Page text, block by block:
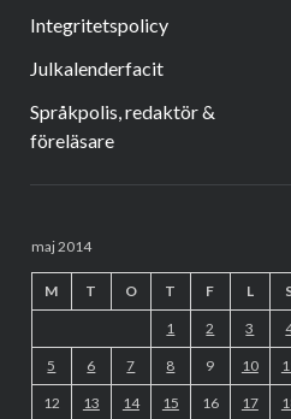
Integritetspolicy
Julkalenderfacit
Språkpolis, redaktör &
föreläsare
maj 2014
M T O T F L
1 2 3
5 6 7 8 9 10
12 13 14 15 16 17